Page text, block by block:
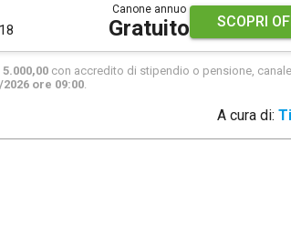
Canone annuo
Gratuito SCOPRI
con accredito di stipendio o pensione,
ore 09:00.
A cura di: